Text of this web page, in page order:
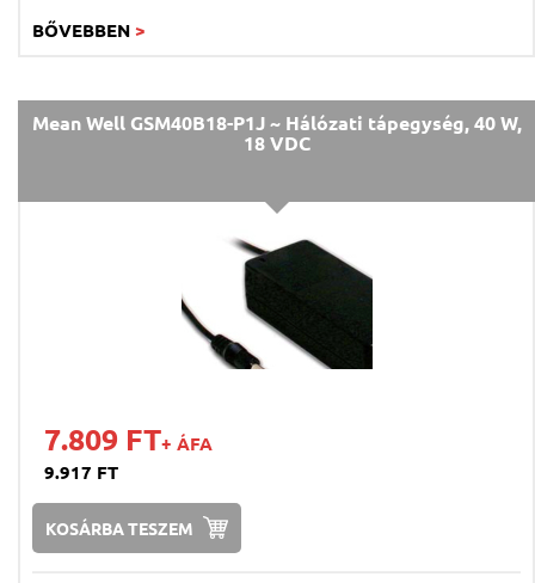
BŐVEBBEN >
Mean Well GSM40B18-P1J ~ Hálózati tápegység, 40 W,
18 VDC
7.809 FT+ ÁFA
9.917 FT
KOSÁRBA TESZEM